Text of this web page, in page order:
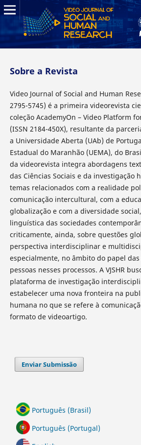
Sobre a Revista
Video Journal of Social and Human
2795-5745) é a primeira videorevista
coleção AcademyOn – Video Platform
(ISSN 2184-450X), resultante da
a Universidade Aberta (UAb) de
Estadual do Maranhão (UEMA), do
da videorevista integra abordagens
das Ciências Sociais e da investigação
temas relacionados com a realidade
comunicação intercultural, com a
globalização e com a diversidade
linguística das sociedades
criticamente, ainda, sobre questões
perspectiva interdisciplinar e
especialmente, no âmbito do papel das
pessoas nesses processos. A VJSHR
plataforma de investigação
estabelecer uma nova fronteira na
humana no que se refere à
formato de videoartigo.
Enviar Submissão
Português (Brasil)
Português (Portugal)